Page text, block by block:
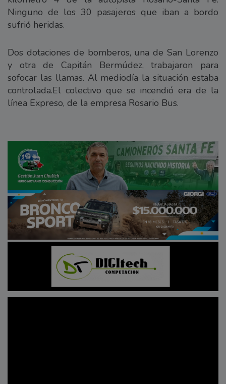
Ninguno de los 30 pasajeros que iban a bordo
sufrió heridas.
Dos dotaciones de bomberos, una de San Lorenzo
y otra de Capitán Bermúdez, trabajaron para
sofocar las llamas. Al mediodía la situación estaba
controlada.El colectivo que se incendió era de la
línea Expreso, de la empresa Rosario Bus.